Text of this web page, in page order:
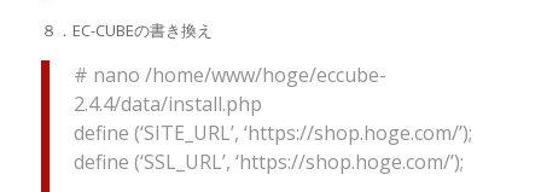
８．EC-CUBEの書き換え
# nano /home/www/hoge/eccube-
2.4.4/data/install.php
define (‘SITE_URL’, ‘https://shop.hoge.com/’);
define (‘SSL_URL’, ‘https://shop.hoge.com/’);